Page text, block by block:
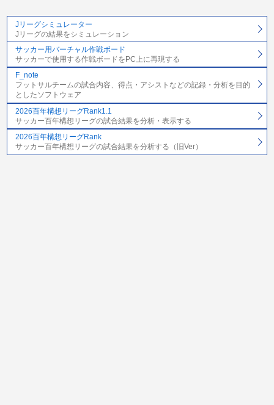
Jリーグシミュレーター
Jリーグの結果をシミュレーション
サッカー用バーチャル作戦ボード
サッカーで使用する作戦ボードをPC上に再現する
F_note
フットサルチームの試合内容、得点・アシストなどの記録・分析を目的
としたソフトウェア
2026百年構想リーグRank1.1
サッカー百年構想リーグの試合結果を分析・表示する
2026百年構想リーグRank
サッカー百年構想リーグの試合結果を分析する（旧Ver）